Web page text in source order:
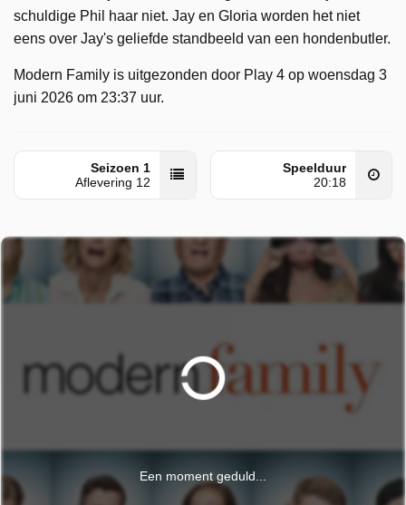
schuldige Phil haar niet. Jay en Gloria worden het niet
eens over Jay's geliefde standbeeld van een hondenbutler.
Modern Family is uitgezonden door Play 4 op woensdag 3
juni 2026 om 23:37 uur.
Seizoen 1
Aflevering 12
Speelduur
20:18
Een moment geduld...